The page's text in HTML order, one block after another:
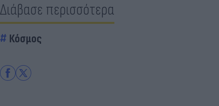
Διάβασε περισσότερα
Κόσμος